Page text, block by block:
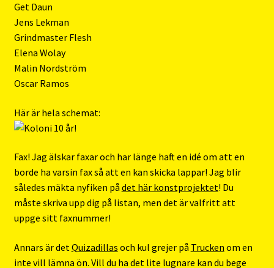
Get Daun
Jens Lekman
Grindmaster Flesh
Elena Wolay
Malin Nordström
Oscar Ramos
Här är hela schemat:
Fax! Jag älskar faxar och har länge haft en idé om att en
borde ha varsin fax så att en kan skicka lappar! Jag blir
således mäkta nyfiken på det här konstprojektet! Du
måste skriva upp dig på listan, men det är valfritt att
uppge sitt faxnummer!
Annars är detQuizadillas och kul grejer på Trucken om en
inte vill lämna ön. Vill du ha det lite lugnare kan du bege